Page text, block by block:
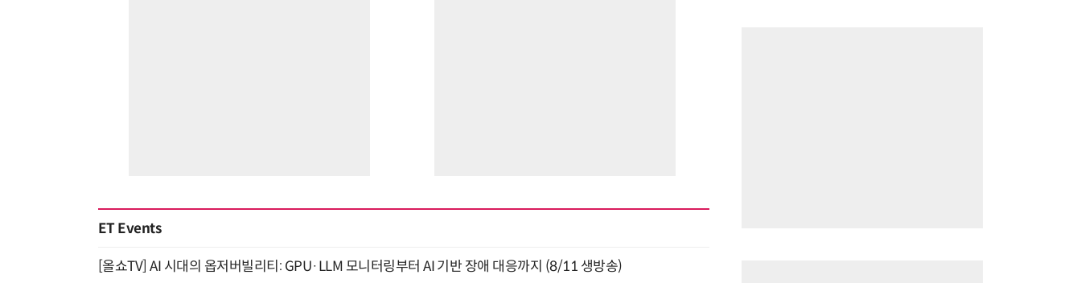
ET Events
[올쇼TV] AI 시대의 옵저버빌리티: GPU·LLM 모니터링부터 AI 기반 장애 대응까지 (8/11 생방송)